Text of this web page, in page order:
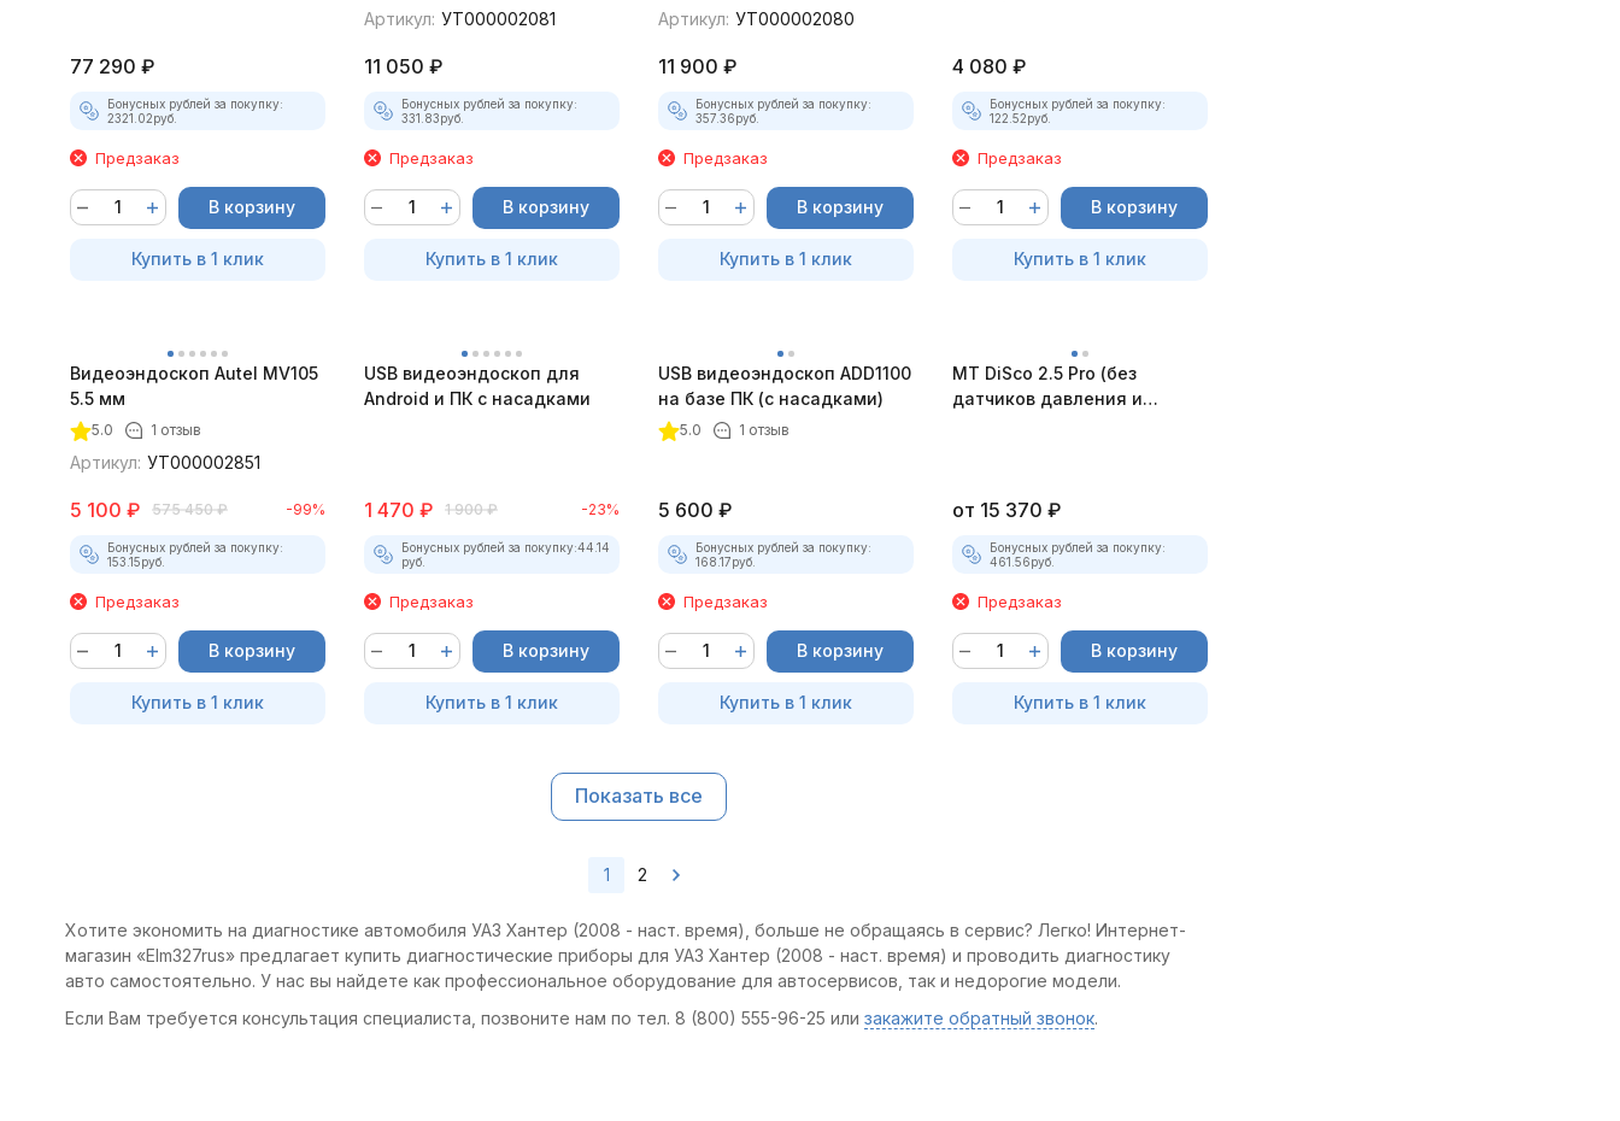
77 290 ₽
Бонусных рублей за покупку:
2321.02руб.
Предзаказ
В корзину
Купить в 1 клик
Артикул: УТ000002081
11 050 ₽
Бонусных рублей за покупку:
331.83руб.
Предзаказ
В корзину
Купить в 1 клик
Артикул: УТ000002080
11 900 ₽
Бонусных рублей за покупку:
357.36руб.
Предзаказ
В корзину
Купить в 1 клик
4 080 ₽
Бонусных рублей за покупку:
122.52руб.
Предзаказ
В корзину
Купить в 1 клик
Видеоэндоскоп Autel MV105
5.5 мм
5.0 1 отзыв
Артикул: УТ000002851
5 100 ₽ 575 450 ₽ -99%
Бонусных рублей за покупку:
153.15руб.
Предзаказ
В корзину
Купить в 1 клик
USB видеоэндоскоп для
Android и ПК с насадками
1 470 ₽ 1 900 ₽ -23%
Бонусных рублей за покупку:44.14
руб.
Предзаказ
В корзину
Купить в 1 клик
USB видеоэндоскоп ADD1100
на базе ПК (с насадками)
5.0 1 отзыв
5 600 ₽
Бонусных рублей за покупку:
168.17руб.
Предзаказ
В корзину
Купить в 1 клик
MT DiSco 2.5 Pro (без
датчиков давления и
от 15 370 ₽
Бонусных рублей за покупку:
461.56руб.
Предзаказ
В корзину
Купить в 1 клик
Показать все
1 2
Хотите экономить на диагностике автомобиля УАЗ Хантер (2008 - наст. время), больше не обращаясь в сервис? Легко! Интернет-
магазин «Elm327rus» предлагает купить диагностические приборы для УАЗ Хантер (2008 - наст. время) и проводить диагностику
авто самостоятельно. У нас вы найдете как профессиональное оборудование для автосервисов, так и недорогие модели.
Если Вам требуется консультация специалиста, позвоните нам по тел. 8 (800) 555-96-25 или закажите обратный звонок.